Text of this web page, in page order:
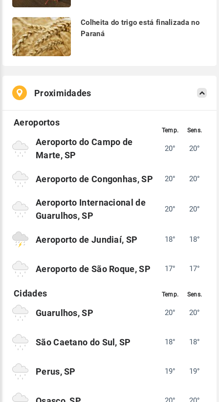
Colheita do trigo está finalizada no
Paraná
Proximidades
Aeroporto do Campo de
Marte, SP
20° 20°
Aeroporto de Congonhas, SP 20° 20°
Aeroporto Internacional de
Guarulhos, SP
20° 20°
Aeroporto de Jundiaí, SP 18° 18°
Aeroporto de São Roque, SP 17° 17°
Guarulhos, SP 20° 20°
São Caetano do Sul, SP 18° 18°
Perus, SP 19° 19°